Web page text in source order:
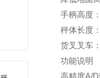
手柄高度
秤体长度
货叉叉车
功能说明
高精度A/